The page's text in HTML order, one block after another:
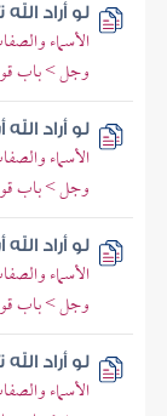
لو أراد
الأسماء
وجل > باب
لو أراد
الأسماء
وجل > باب
لو أراد
الأسماء
وجل > باب
لو أراد
الأسماء